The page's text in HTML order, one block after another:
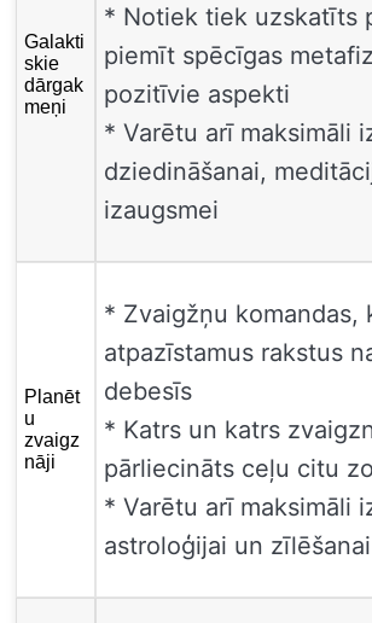
Galakti
skie
dārgak
meņi
* Notiek tiek uzskatīts
piemīt spēcīgas
pozitīvie aspekti
* Varētu arī maksimāli
dziedināšanai,
izaugsmei
Planēt
u
zvaigz
nāji
* Zvaigžņu komandas,
atpazīstamus rakstus
debesīs
* Katrs un katrs
pārliecināts ceļu citu
* Varētu arī maksimāli
astroloģijai un zīlēšanai